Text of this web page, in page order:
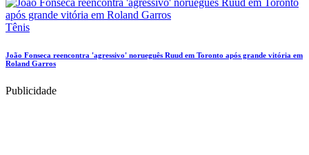
Tênis
João Fonseca reencontra 'agressivo' norueguês Ruud em Toronto após grande vitória em
Roland Garros
Publicidade